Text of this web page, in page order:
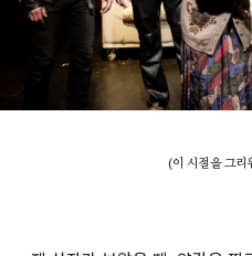
(이 시절을 그리